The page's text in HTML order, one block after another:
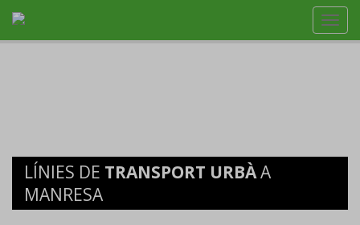
LÍNIES DE TRANSPORT URBÀA
MANRESA